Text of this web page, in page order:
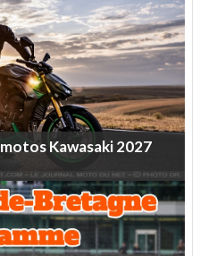
motosKawasaki2027